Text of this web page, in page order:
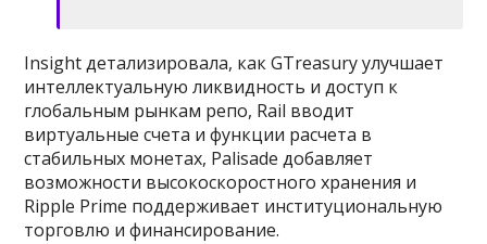
Insight детализировала, как GTreasury улучшает
интеллектуальную ликвидность и доступ к
глобальным рынкам репо, Rail вводит
виртуальные счета и функции расчета в
стабильных монетах, Palisade добавляет
возможности высокоскоростного хранения и
Ripple Prime поддерживает институциональную
торговлю и финансирование.